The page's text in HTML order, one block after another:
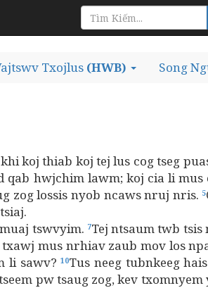
Song
Txojlus (HWB)
koj thiab koj tej lus cog tseg
qab hwjchim lawm; koj cia li mus
zog lossis nyob ncaws nruj nris. 5
tswvyim. 7Tej ntsaum twb tsis
mus nrhiav zaub mov los
li sawv?10Tus neeg tubnkeeg
pw tsaug zog, kev txomnyem